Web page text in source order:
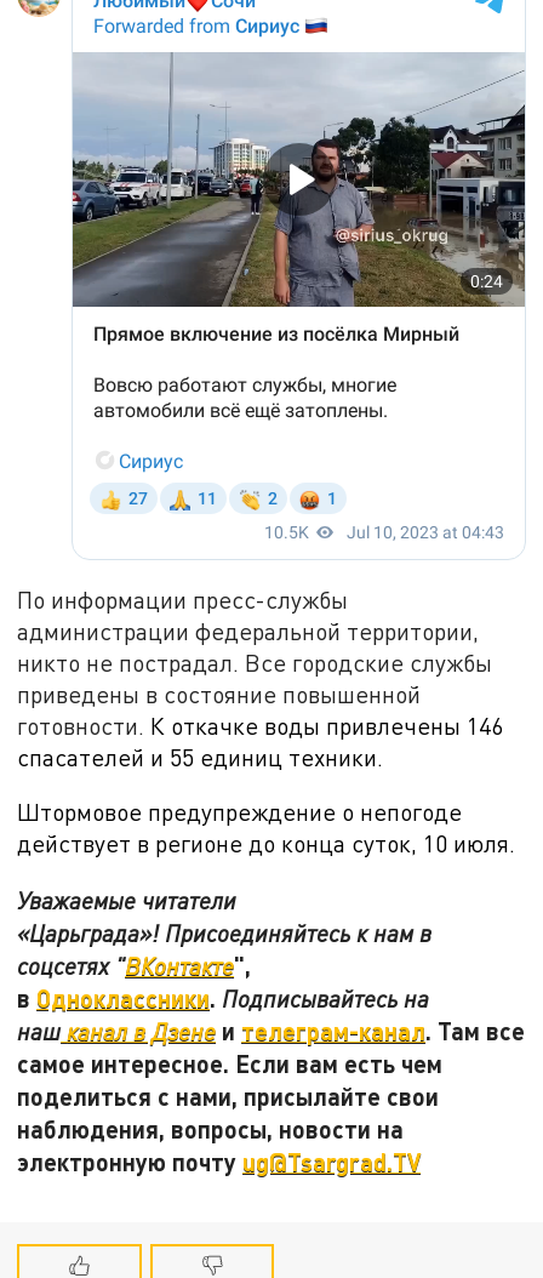
По информации пресс-службы
администрации федеральной территории,
никто не пострадал. Все городские службы
приведены в состояние повышенной
готовности. К откачке воды привлечены 146
спасателей и 55 единиц техники.
Штормовое предупреждение о непогоде
действует в регионе до конца суток, 10 июля.
Уважаемые читатели
«Царьграда»! Присоединяйтесь к нам в
соцсетях "ВКонтакте",
в Одноклассники. Подписывайтесь на
наш канал в Дзене и телеграм-канал. Там все
самое интересное. Если вам есть чем
поделиться с нами, присылайте свои
наблюдения, вопросы, новости на
электронную почту ug@Tsargrad.TV